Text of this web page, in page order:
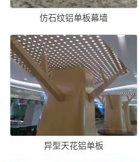
仿石纹铝单板幕墙
异型天花铝单板